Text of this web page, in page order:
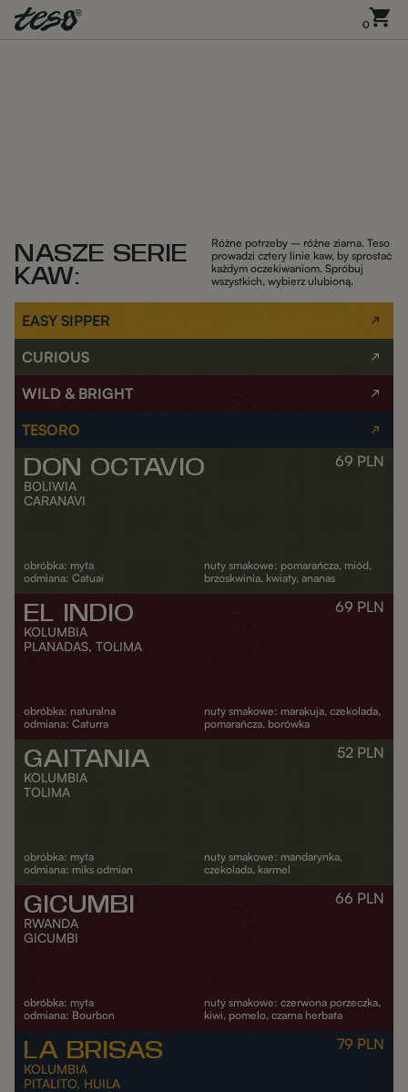
0
NASZE SERIE
KAW:
Różne potrzeby – różne ziarna. Teso
prowadzi cztery linie kaw, by sprostać
każdym oczekiwaniom. Spróbuj
wszystkich, wybierz ulubioną.
EASY SIPPER
CURIOUS
WILD & BRIGHT
TESORO
DON OCTAVIO 69 PLN
BOLIWIA
CARANAVI
obróbka: myta
odmiana: Catuai
nuty smakowe: pomarańcza, miód,
brzoskwinia, kwiaty, ananas
EL INDIO 69 PLN
KOLUMBIA
PLANADAS, TOLIMA
obróbka: naturalna
odmiana: Caturra
nuty smakowe: marakuja, czekolada,
pomarańcza, borówka
DODAJ DO KOSZYKA
GAITANIA 52 PLN
KOLUMBIA
TOLIMA
obróbka: myta
odmiana: miks odmian
nuty smakowe: mandarynka,
czekolada, karmel
DODAJ DO KOSZYKA
GICUMBI 66 PLN
RWANDA
GICUMBI
obróbka: myta
odmiana: Bourbon
nuty smakowe: czerwona porzeczka,
kiwi, pomelo, czarna herbata
DODAJ DO KOSZYKA
LA BRISAS 79 PLN
KOLUMBIA
PITALITO, HUILA